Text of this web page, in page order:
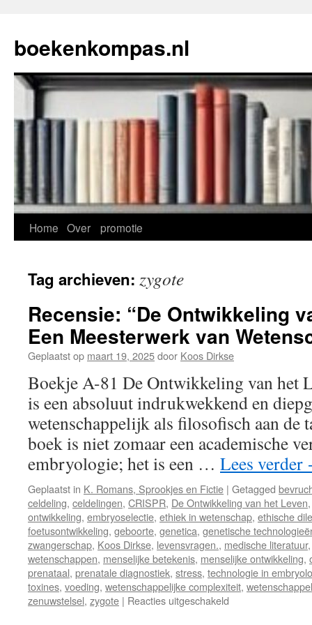
de
inhoud
boekenkompas.nl
Home Over promotie
Tag archieven: zygote
Recensie: “De Ontwikkeling
Een Meesterwerk van
Geplaatst op maart 19, 2025door Koos Dirkse
Boekje A-81 De Ontwikkeling van het
is een absoluut indrukwekkend en
wetenschappelijk als filosofisch aan de
boek is niet zomaar een academische
embryologie; het is een … Lees verder
Geplaatst in K. Romans, Sprookjes en Fictie | Getagged
celdeling, celdelingen, CRISPR, De Ontwikkeling van het Leven
ontwikkeling, embryoselectie, ethiek in wetenschap, ethische
foetusontwikkeling, geboorte, genetica, genetische
zwangerschap, Koos Dirkse, levensvragen., medische literatuur
wetenschappen, menselijke betekenis, menselijke ontwikkeling,
prenataal, prenatale diagnostiek, stress, technologie in
toxines, voeding, wetenschappelijke complexiteit,
zenuwstelsel, zygote | Reacties uitgeschakeld